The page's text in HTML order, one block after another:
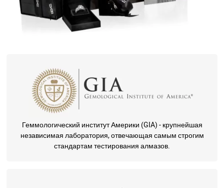
Геммологический институт Америки (GIA) - крупнейшая
независимая лаборатория, отвечающая самым строгим
стандартам тестирования алмазов.